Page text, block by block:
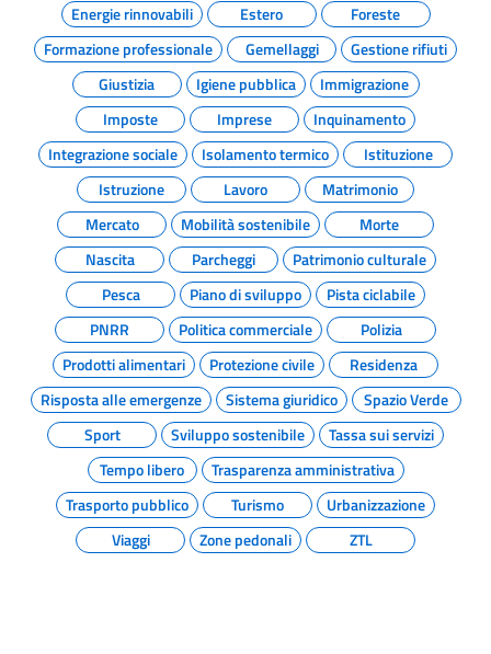
Energie rinnovabili Estero
Foreste
Formazione professionale
Gemellaggi
Gestione rifiuti
Giustizia
Igiene pubblica
Immigrazione
Imposte
Imprese
Inquinamento
Integrazione sociale
Isolamento termico
Istituzione
Istruzione
Lavoro
Matrimonio
Mercato
Mobilità sostenibile
Morte
Nascita
Parcheggi
Patrimonio culturale
Pesca
Piano di sviluppo
Pista ciclabile
PNRR
Politica commerciale
Polizia
Prodotti alimentari
Protezione civile
Residenza
Risposta alle emergenze
Sistema giuridico
Spazio Verde
Sport
Sviluppo sostenibile
Tassa sui servizi
Tempo libero
Trasparenza amministrativa
Trasporto pubblico
Turismo
Urbanizzazione
Viaggi
Zone pedonali ZTL